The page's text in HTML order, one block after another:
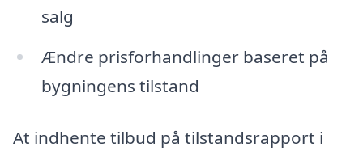
salg
Ændre prisforhandlinger baseret på
bygningens tilstand
At indhente tilbud på tilstandsrapport i